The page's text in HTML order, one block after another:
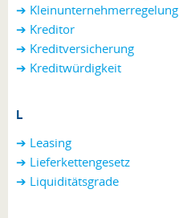
➔ Kleinunternehmerregelung
➔ Kreditor
➔ Kreditversicherung
➔ Kreditwürdigkeit
L
➔ Leasing
➔ Lieferkettengesetz
➔ Liquiditätsgrade